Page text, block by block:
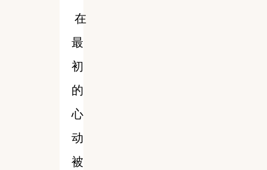
在
最
初
的
心
动
被